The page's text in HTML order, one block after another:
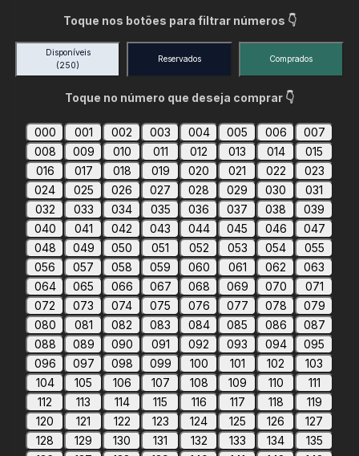
Toque nos botões para filtrar números 👇
Disponíveis
(250)
Reservados Comprados
Toque no número que deseja comprar 👇
000 001 002 003 004 005 006
007
008
009 010 011 012 013 014
015
016
017 018 019 020 021 022
023
024
025 026 027 028 029 030
031
032
033 034 035 036 037 038
039
040
041 042 043 044 045 046
047
048
049 050 051 052 053 054
055
056
057 058 059 060 061 062
063
064
065 066 067 068 069 070
071
072
073 074 075 076 077 078
079
080
081 082 083 084 085 086
087
088
089 090 091 092 093 094
095
096
097 098 099 100 101 102
103
104
105 106 107 108 109 110
111
112
113 114 115 116 117 118
119
120
121 122 123 124 125 126
127
128
129 130 131 132 133 134
135